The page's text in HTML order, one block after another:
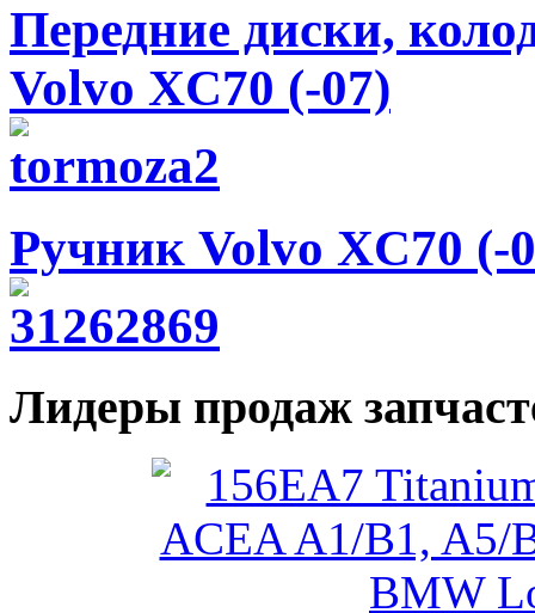
Передние диски,
Volvo XC70 (-07)
Ручник Volvo XC70 (-
Лидеры продаж